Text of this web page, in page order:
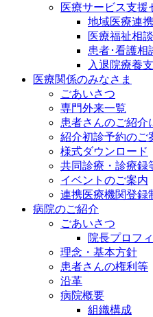
医療サービス支援
地域医療連
医療福祉相
患者･看護相
入退院療養
医療関係のみなさま
ごあいさつ
専門外来一覧
患者さんのご紹介
紹介初診予約のご
様式ダウンロード
共同診療・診療録
イベントのご案内
連携医療機関登録
病院のご紹介
ごあいさつ
院長プロフ
理念・基本方針
患者さんの権利等
沿革
病院概要
組織構成